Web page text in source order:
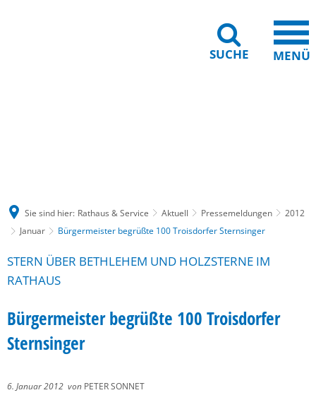
SUCHE MENÜ
Sie sind hier: Rathaus & Service Aktuell Pressemeldungen
2012
Januar
Bürgermeister begrüßte 100 Troisdorfer Sternsinger
STERN ÜBER BETHLEHEM UND HOLZSTERNE IM
RATHAUS
Bürgermeister begrüßte 100 Troisdorfer
Sternsinger
6. Januar 2012 von PETER SONNET